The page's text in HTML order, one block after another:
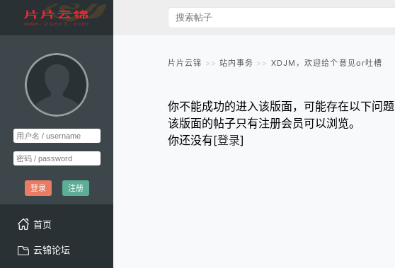
登录 注册
首页
云锦论坛
片片云锦 站内事务 XDJM，欢迎给个意见or吐槽
你不能成功的进入该版面，可能存在以下问题
该版面的帖子只有注册会员可以浏览。
你还没有[登录]